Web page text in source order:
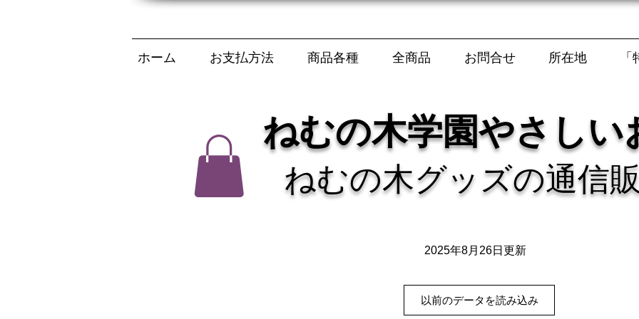
ホーム お支払方法 商品各種 全商品 お問合せ 所在地
ねむの木学園やさしい
ねむの木グッズの通信
2025年8月26日更新
以前のデータを読み込み